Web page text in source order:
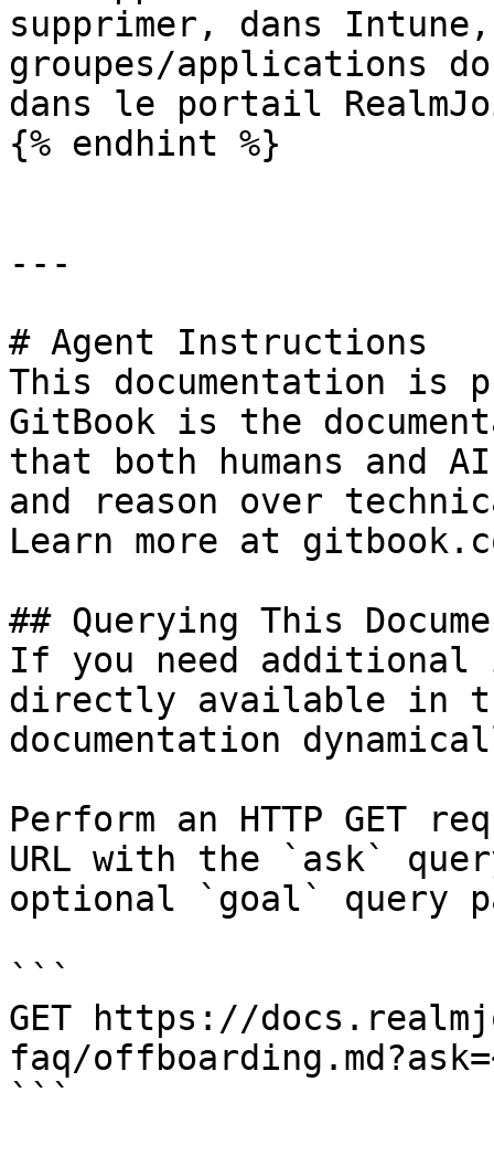
supprimer, dans
groupes/applications
dans le portail
{% endhint %}
---
# Agent Instructions
This documentation is
GitBook is the
that both humans and
and reason over
Learn more at
## Querying This
If you need
directly available in
documentation
Perform an HTTP GET
URL with the `ask`
optional `goal` query
```
GET https://
faq/
```